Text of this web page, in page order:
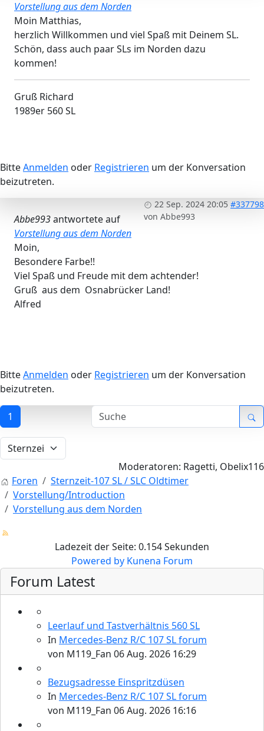
Vorstellung aus dem Norden
Moin Matthias,
herzlich Willkommen und viel Spaß mit Deinem SL.
Schön, dass auch paar SLs im Norden dazu
kommen!
Gruß Richard
1989er 560 SL
BitteAnmelden oder Registrieren um der Konversation
beizutreten.
22 Sep. 2024 20:05 #337798
von Abbe993
Abbe993antwortete auf
Vorstellung aus dem Norden
Moin,
Besondere Farbe!!
Viel Spaß und Freude mit dem achtender!
Gruß aus dem Osnabrücker Land!
Alfred
BitteAnmelden oder Registrieren um der Konversation
beizutreten.
1
Moderatoren: Ragetti, Obelix116
Foren
Sternzeit-107 SL / SLC Oldtimer
Vorstellung/Introduction
Vorstellung aus dem Norden
Ladezeit der Seite: 0.154 Sekunden
Powered by Kunena Forum
Forum Latest
Leerlauf und Tastverhältnis 560 SL
In Mercedes-Benz R/C 107 SL forum
von M119_Fan 06 Aug. 2026 16:29
Bezugsadresse Einspritzdüsen
In Mercedes-Benz R/C 107 SL forum
von M119_Fan 06 Aug. 2026 16:16